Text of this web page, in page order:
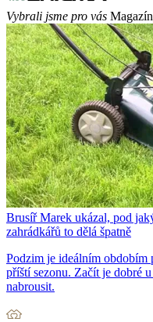
Vybrali jsme pro vás
Brusíř Marek ukázal, pod
zahrádkářů to dělá špatně
Podzim je ideálním obdobím
příští sezonu. Začít je dobré
nabrousit.